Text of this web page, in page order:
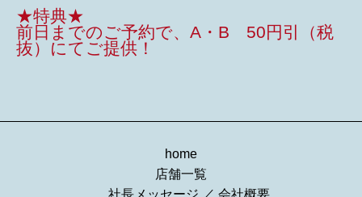
★特典★
前日までのご予約で、A・B 50円引（税
抜）にてご提供！
home
店舗一覧